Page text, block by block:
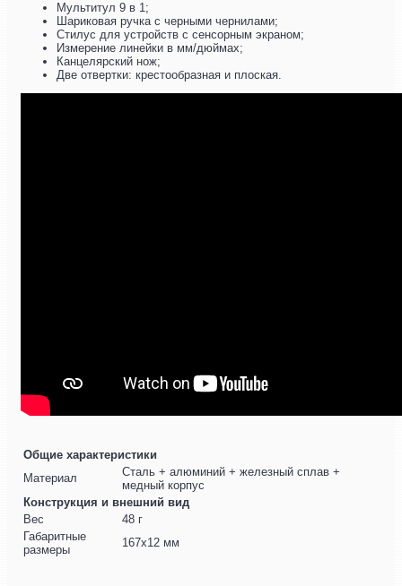
Мультитул 9 в 1;
Шариковая ручка с черными чернилами;
Стилус для устройств с сенсорным экраном;
Измерение линейки в мм/дюймах;
Канцелярский нож;
Две отвертки: крестообразная и плоская.
Общие характеристики
Материал
Сталь + алюминий + железный сплав +
медный корпус
Конструкция и внешний вид
Вес
48 г
Габаритные
размеры
167x12 мм